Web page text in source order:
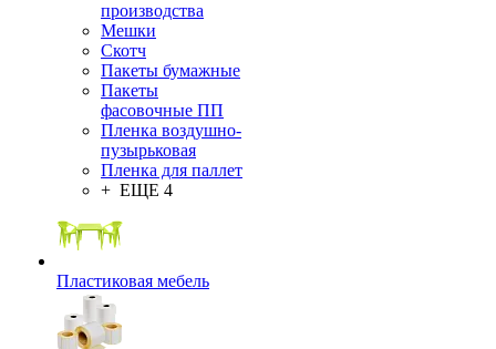
производства
Мешки
Скотч
Пакеты бумажные
Пакеты
фасовочные ПП
Пленка воздушно-
пузырьковая
Пленка для паллет
+ ЕЩЕ 4
Пластиковая мебель